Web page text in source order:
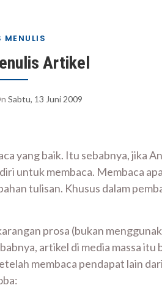
MENULIS
Artikel
Sabtu, 13 Juni 2009
yang baik. Itu sebabnya, jika
untuk membaca. Membaca
tulisan. Khusus dalam
prosa (bukan
artikel di media massa
membaca pendapat lain